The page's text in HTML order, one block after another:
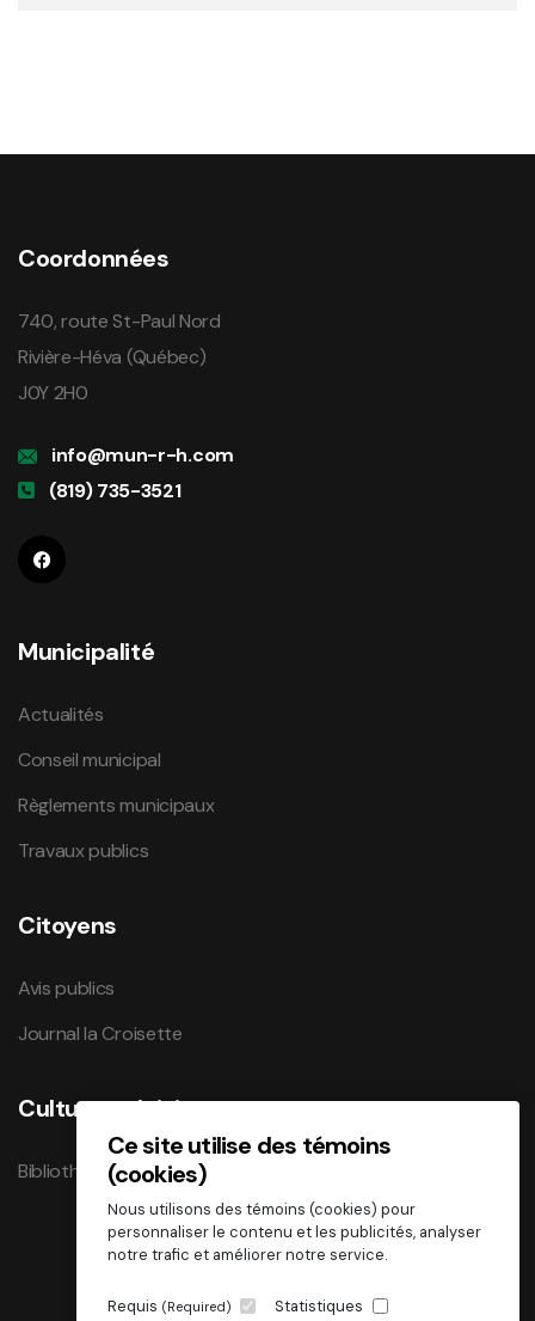
Ce site utilise des témoins
(cookies)
Nous utilisons des témoins (cookies) pour
personnaliser le contenu et les publicités, analyser
notre trafic et améliorer notre service.
Requis (Required) Statistiques
Coordonnées
740, route St-Paul Nord
Rivière-Héva (Québec)
J0Y 2H0
info@mun-r-h.com
(819) 735-3521
Municipalité
Actualités
Conseil municipal
Règlements municipaux
Travaux publics
Citoyens
Avis publics
Journal la Croisette
Culture et loisirs
Bibliothèque